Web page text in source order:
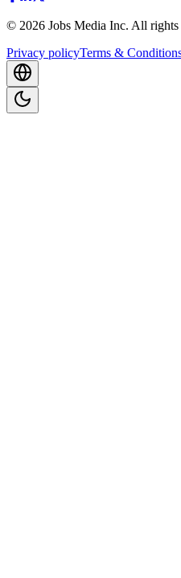
© 2026 Jobs Media Inc. All rights
Privacy policyTerms &